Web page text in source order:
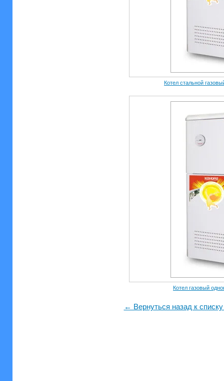
Котел стальной
Котел газовый
← Вернуться назад к